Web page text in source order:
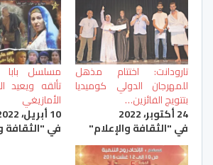
تارودانت: اختتام مذهل
للمهرجان الدولي كوميديا
بتتويج الفائزين…
24 أكتوبر، 2022
في "الثقافة والإعلام"
مسلسل
تألقه ويعيد
الأمازيغي
10 أبريل، 2022
في "الثقافة